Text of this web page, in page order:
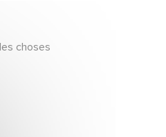
choses